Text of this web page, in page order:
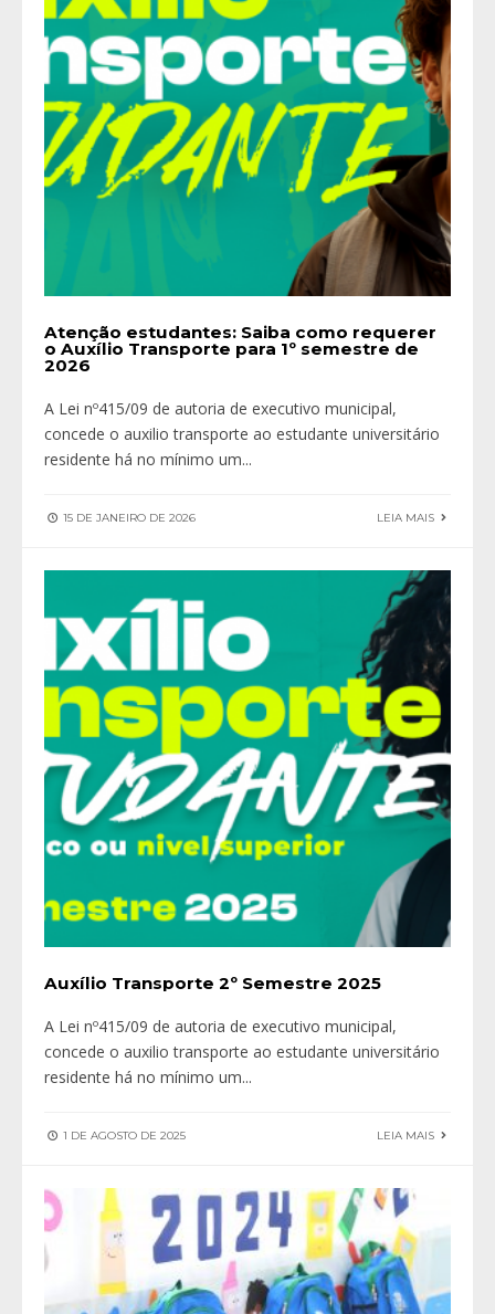
Atenção estudantes: Saiba como requerer
o Auxílio Transporte para 1º semestre de
2026
A Lei nº415/09 de autoria de executivo municipal,
concede o auxilio transporte ao estudante universitário
residente há no mínimo um...
15 DE JANEIRO DE 2026 LEIA MAIS
Auxílio Transporte 2º Semestre 2025
A Lei nº415/09 de autoria de executivo municipal,
concede o auxilio transporte ao estudante universitário
residente há no mínimo um...
1 DE AGOSTO DE 2025 LEIA MAIS